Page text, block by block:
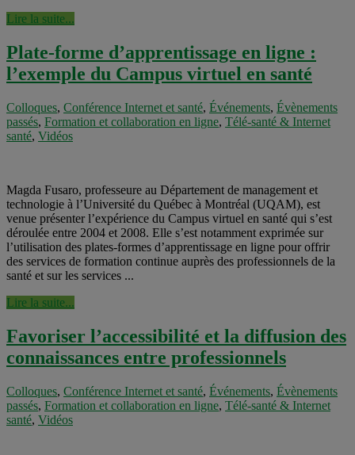
Lire la suite...
Plate-forme d’apprentissage en ligne :
l’exemple du Campus virtuel en santé
Colloques, Conférence Internet et santé, Événements, Évènements
passés, Formation et collaboration en ligne, Télé-santé & Internet
santé, Vidéos
Magda Fusaro, professeure au Département de management et
technologie à l’Université du Québec à Montréal (UQAM), est
venue présenter l’expérience du Campus virtuel en santé qui s’est
déroulée entre 2004 et 2008. Elle s’est notamment exprimée sur
l’utilisation des plates-formes d’apprentissage en ligne pour offrir
des services de formation continue auprès des professionnels de la
santé et sur les services ...
Lire la suite...
Favoriser l’accessibilité et la diffusion des
connaissances entre professionnels
Colloques, Conférence Internet et santé, Événements, Évènements
passés, Formation et collaboration en ligne, Télé-santé & Internet
santé, Vidéos